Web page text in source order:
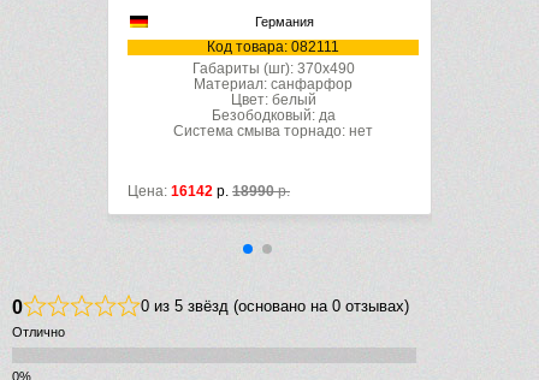
Германия
Код товара: 082134
Габариты (шг): 340x510
Материал: санфарфор
Цвет: белый
Безободковый: да
Система смыва торнадо: нет
Цена:16142р.18990
0 0 из 5 звёзд (основано на 0 отзывах)
Отлично